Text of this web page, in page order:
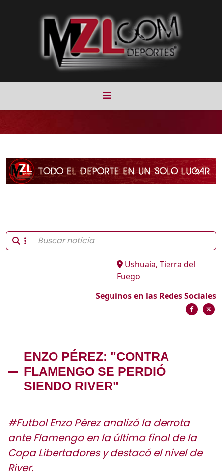
Ushuaia, Tierra del
Fuego
Seguinos en las Redes Sociales
ENZO PÉREZ: "CONTRA
FLAMENGO SE PERDIÓ
SIENDO RIVER"
#Futbol Enzo Pérez analizó la derrota
ante Flamengo en la última final de la
Copa Libertadores y destacó el nivel de
River.